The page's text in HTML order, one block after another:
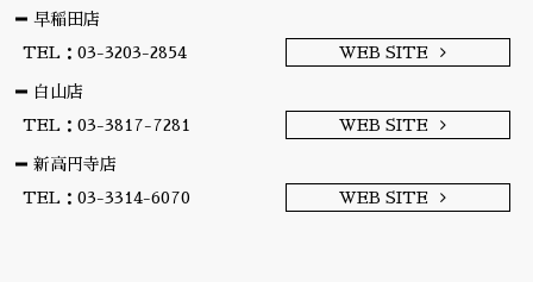
早稲田店
TEL：03-3203-2854
WEB SITE
白山店
TEL：03-3817-7281
WEB SITE
新高円寺店
TEL：03-3314-6070
WEB SITE